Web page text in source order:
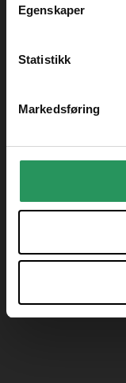
Egenskaper
Statistikk
Markedsføring